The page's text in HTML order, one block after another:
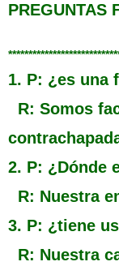
PREGUNTAS
1. P: ¿es
R: Somos
2. P: ¿Dónde
R: Nuestra
3. P: ¿tiene
R: Nuestra